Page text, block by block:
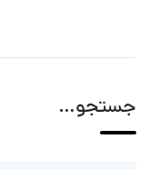
جستجو…